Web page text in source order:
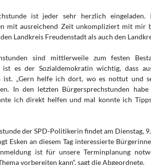
ist jeder sehr herzlich
mit ausreichend Zeit unkompliziert mit mir
Landkreis Freudenstadt als auch den
sind mittlerweile zum festen
ist es der Sozialdemokratin wichtig, dass
ist. „Gern helfe ich dort, wo es nottut und
In den letzten Bürgersprechstunden
ich direkt helfen und mal konnte ich
der SPD-Politikerin findet am Dienstag,
Esken an diesem Tag interessierte
ist für unsere Terminplanung
vorbereiten kann“, sagt die Abgeordnete.